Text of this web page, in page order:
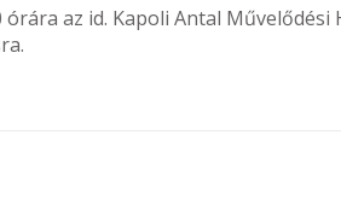
az id. Kapoli Antal Művelődési